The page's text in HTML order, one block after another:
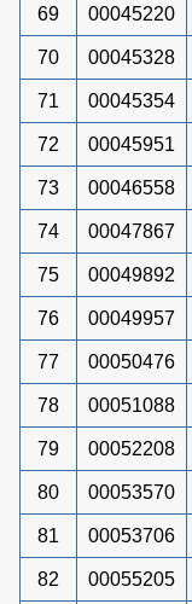
69 00045220
70 00045328
71 00045354
72 00045951
73 00046558
74 00047867
75 00049892
76 00049957
77 00050476
78 00051088
79 00052208
80 00053570
81 00053706
82 00055205